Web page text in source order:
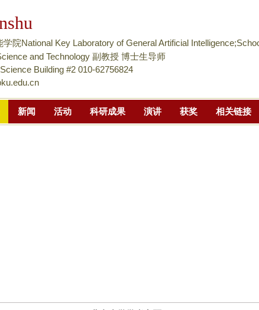
到
页
面
主
院National Key Laboratory of General Artificial
and Technology 副教授 博士生导师
Building #2 010-62756824
新闻 活动 科研成果 演讲 获奖 相关链接